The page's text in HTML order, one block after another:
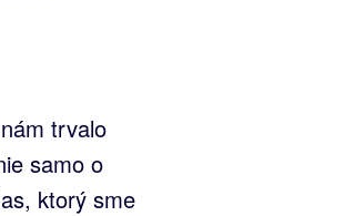
trvalo
samo o
ktorý sme